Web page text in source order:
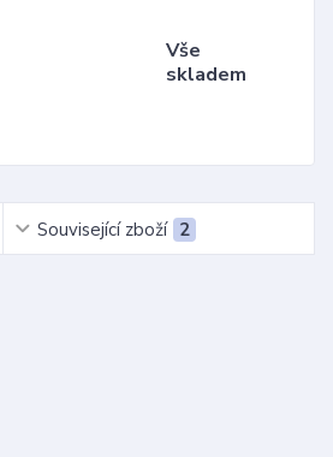
Vše
skladem
Související zboží 2